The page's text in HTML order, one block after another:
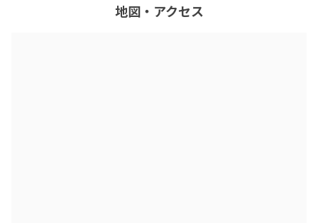
地図・アクセス